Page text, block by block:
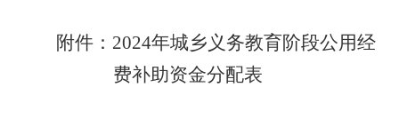
附件：2024年城乡义务教育阶段公用经
费补助资金分配表